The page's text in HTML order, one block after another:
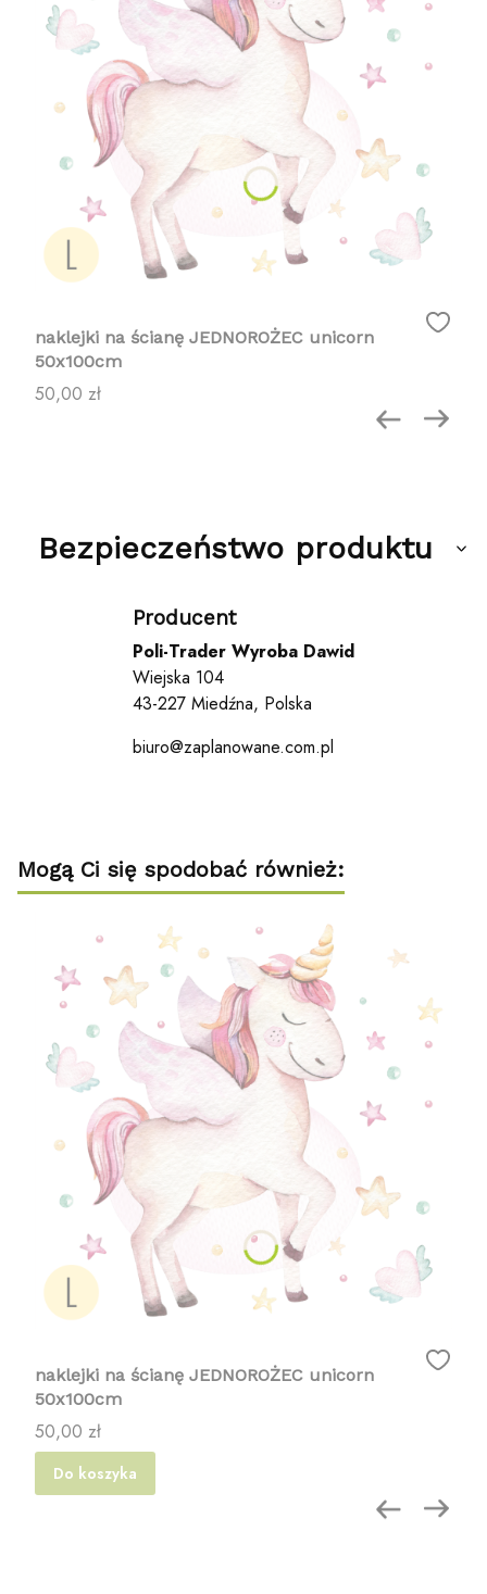
naklejki na ścianę JEDNOROŻEC unicorn
50x100cm
Cena
50,00 zł
Bezpieczeństwo produktu
Producent
Poli-Trader Wyroba Dawid
Wiejska 104
43-227 Miedźna, Polska
biuro@zaplanowane.com.pl
Mogą Ci się spodobać również:
naklejki na ścianę JEDNOROŻEC unicorn
50x100cm
Cena
50,00 zł
Do koszyka